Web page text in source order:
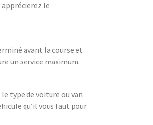
apprécierez le
avant la course et
un service maximum.
type de voiture ou van
qu’il vous faut pour